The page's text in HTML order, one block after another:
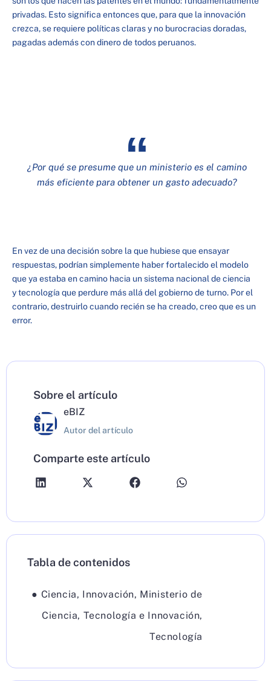
privadas. Esto significa entonces que, para que la innovación
crezca, se requiere políticas claras y no burocracias doradas,
pagadas además con dinero de todos peruanos.
¿Por qué se presume que un ministerio es el camino
más eficiente para obtener un gasto adecuado?
En vez de una decisión sobre la que hubiese que ensayar
respuestas, podrían simplemente haber fortalecido el modelo
que ya estaba en camino hacia un sistema nacional de ciencia
y tecnología que perdure más allá del gobierno de turno. Por el
contrario, destruirlo cuando recién se ha creado, creo que es un
error.
Sobre el artículo
eBIZ
Autor del artículo
Comparte este artículo
Tabla de contenidos
● Ciencia, Innovación, Ministerio de
Ciencia, Tecnología e Innovación,
Tecnología